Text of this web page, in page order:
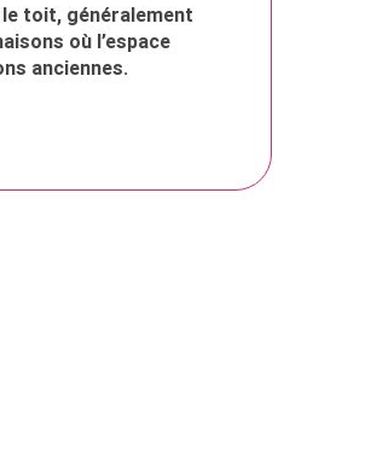
le toit, généralement
où l’espace
anciennes.